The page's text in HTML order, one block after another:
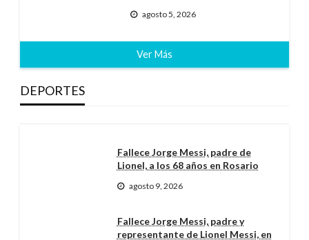
agosto 5, 2026
Ver Más
DEPORTES
Fallece Jorge Messi, padre de
Lionel, a los 68 años en Rosario
agosto 9, 2026
Fallece Jorge Messi, padre y
representante de Lionel Messi, en